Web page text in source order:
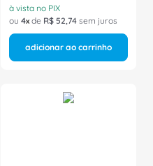
à vista no PIX
ou 4 de R$ 52,74 sem juros
adicionar ao carrinho